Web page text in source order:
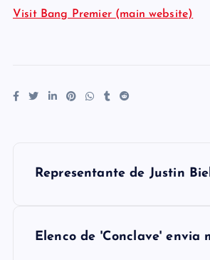
Visit Bang Premier (main website)
Representante de Justin
Elenco de 'Conclave' envia